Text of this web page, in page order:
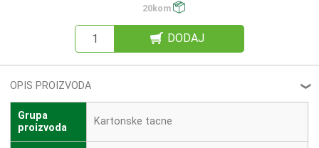
20kom
DODAJ
OPIS PROIZVODA ❮
Grupa
proizvoda
Kartonske tacne